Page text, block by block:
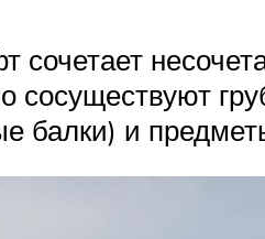
сочетает
сосуществуют
балки) и